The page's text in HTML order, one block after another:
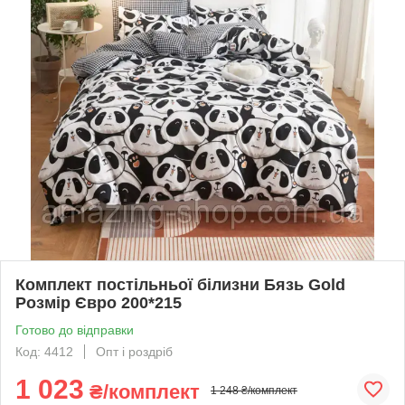
Комплект постільньої білизни Бязь Gold
Розмір Євро 200*215
Готово до відправки
Код: 4412
Опт і роздріб
1 023 ₴/комплект 1 248 ₴/комплект